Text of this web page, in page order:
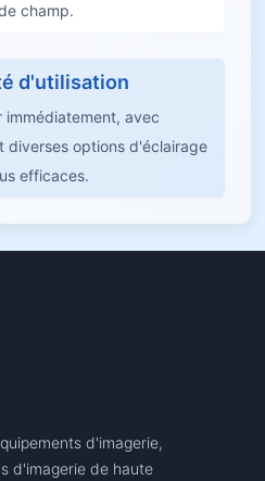
champ.
d'utilisation
immédiatement, avec
diverses options d'éclairage
efficaces.
d'imagerie,
d'imagerie de haute